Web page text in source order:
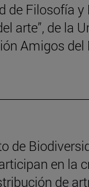
de Filosofía y
arte”, de la
Amigos del
de
en la
de